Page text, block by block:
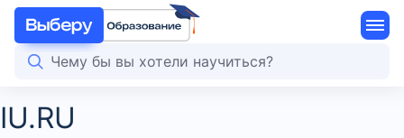
IU.RU